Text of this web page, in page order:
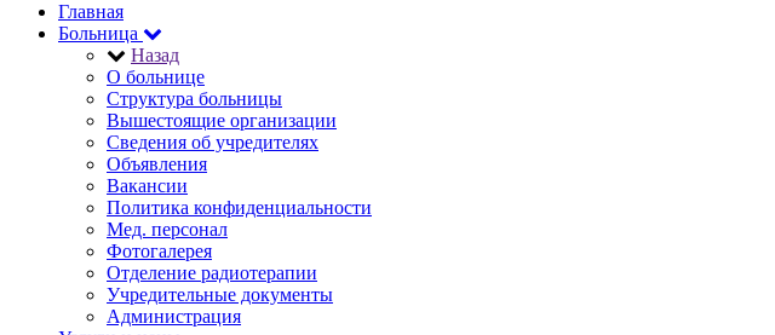
Главная
Больница
Назад
О больнице
Структура больницы
Вышестоящие организации
Сведения об учредителях
Объявления
Вакансии
Политика конфиденциальности
Мед. персонал
Фотогалерея
Отделение радиотерапии
Учредительные документы
Администрация